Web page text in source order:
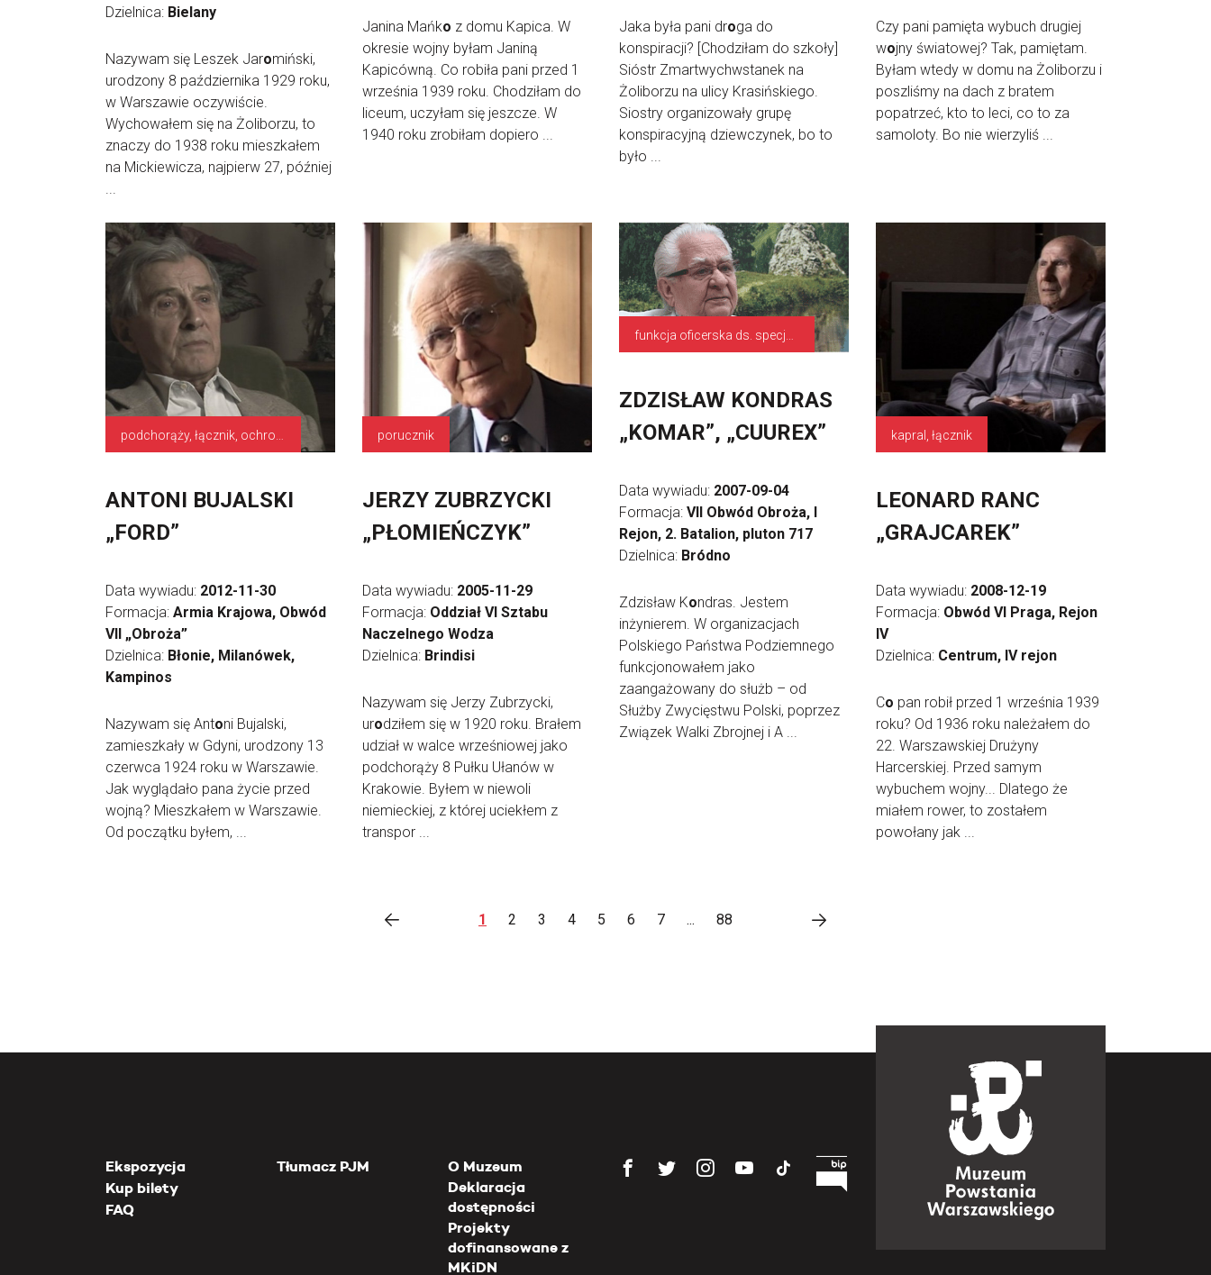
Dzielnica: Bielany
Nazywam się Leszek Jaromiński,
urodzony 8 października 1929 roku,
w Warszawie oczywiście.
Wychowałem się na Żoliborzu, to
znaczy do 1938 roku mieszkałem
na Mickiewicza, najpierw 27, później
...
Janina Mańko z domu Kapica. W
okresie wojny byłam Janiną
Kapicówną. Co robiła pani przed 1
września 1939 roku. Chodziłam do
liceum, uczyłam się jeszcze. W
1940 roku zrobiłam dopiero ...
Jaka była pani droga do
konspiracji? [Chodziłam do szkoły]
Sióstr Zmartwychwstanek na
Żoliborzu na ulicy Krasińskiego.
Siostry organizowały grupę
konspiracyjną dziewczynek, bo to
było ...
Czy pani pamięta wybuch drugiej
wojny światowej? Tak, pamiętam.
Byłam wtedy w domu na Żoliborzu i
poszliśmy na dach z bratem
popatrzeć, kto to leci, co to za
samoloty. Bo nie wierzyliś ...
ANTONI BUJALSKI
„FORD”
Data wywiadu: 2012-11-30
Formacja: Armia Krajowa, Obwód
VII „Obroża”
Dzielnica: Błonie, Milanówek,
Kampinos
Nazywam się Antoni Bujalski,
zamieszkały w Gdyni, urodzony 13
czerwca 1924 roku w Warszawie.
Jak wyglądało pana życie przed
wojną? Mieszkałem w Warszawie.
Od początku byłem, ...
porucznik
JERZY ZUBRZYCKI
„PŁOMIEŃCZYK”
Data wywiadu: 2005-11-29
Formacja: Oddział VI Sztabu
Naczelnego Wodza
Dzielnica: Brindisi
Nazywam się Jerzy Zubrzycki,
urodziłem się w 1920 roku. Brałem
udział w walce wrześniowej jako
podchorąży 8 Pułku Ułanów w
Krakowie. Byłem w niewoli
niemieckiej, z której uciekłem z
transpor ...
ZDZISŁAW KONDRAS
„KOMAR”, „CUUREX”
Data wywiadu: 2007-09-04
Formacja: VII Obwód Obroża, I
Rejon, 2. Batalion, pluton 717
Dzielnica: Bródno
Zdzisław Kondras. Jestem
inżynierem. W organizacjach
Polskiego Państwa Podziemnego
funkcjonowałem jako
zaangażowany do służb – od
Służby Zwycięstwu Polski, poprzez
Związek Walki Zbrojnej i A ...
kapral, łącznik
LEONARD RANC
„GRAJCAREK”
Data wywiadu: 2008-12-19
Formacja: Obwód VI Praga, Rejon
IV
Dzielnica: Centrum, IV rejon
Co pan robił przed 1 września 1939
roku? Od 1936 roku należałem do
22. Warszawskiej Drużyny
Harcerskiej. Przed samym
wybuchem wojny... Dlatego że
miałem rower, to zostałem
powołany jak ...
1 2 3 4 5 6 7 ... 88
Ekspozycja
Kup bilety
FAQ
Tłumacz PJM
O Muzeum
Deklaracja
dostępności
Projekty
dofinansowane z
MKiDN